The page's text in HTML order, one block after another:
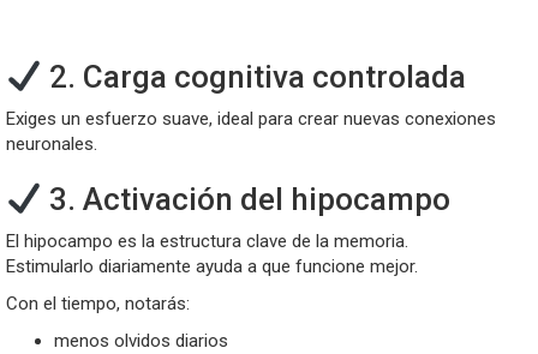
2. Carga cognitiva controlada
Exiges un esfuerzo suave, ideal para crear nuevas conexiones
neuronales.
3. Activación del hipocampo
El hipocampo es la estructura clave de la memoria.
Estimularlo diariamente ayuda a que funcione mejor.
Con el tiempo, notarás:
menos olvidos diarios